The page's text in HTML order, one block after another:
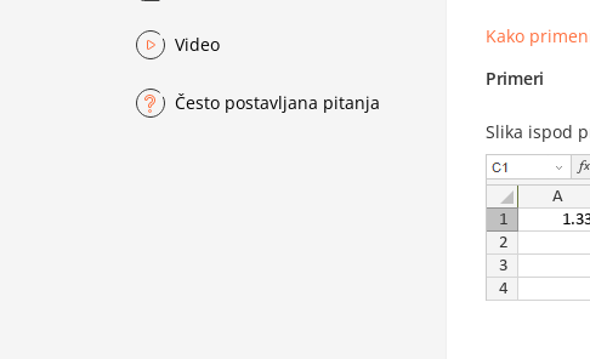
Video
Često postavljana pitanja
Kako
Primeri
Slika ispod